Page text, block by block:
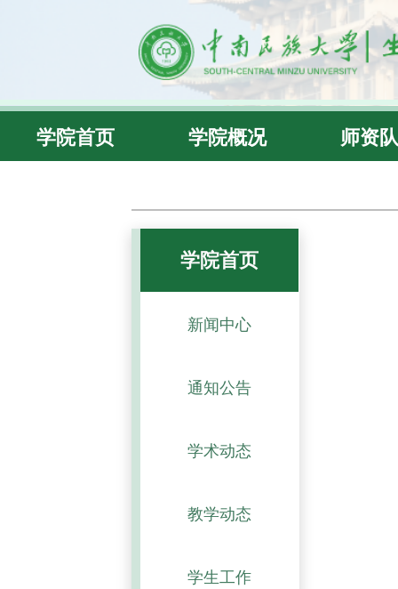
学院首页 学院概况 师资
学院首页
新闻中心
通知公告
学术动态
教学动态
学生工作